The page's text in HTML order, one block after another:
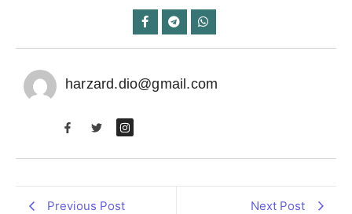
harzard.dio@gmail.com
Previous Post Next Post